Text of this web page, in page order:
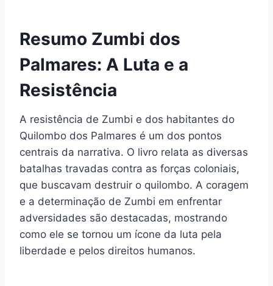
Resumo Zumbi dos
Palmares: A Luta e a
Resistência
A resistência de Zumbi e dos habitantes do
Quilombo dos Palmares é um dos pontos
centrais da narrativa. O livro relata as diversas
batalhas travadas contra as forças coloniais,
que buscavam destruir o quilombo. A coragem
e a determinação de Zumbi em enfrentar
adversidades são destacadas, mostrando
como ele se tornou um ícone da luta pela
liberdade e pelos direitos humanos.